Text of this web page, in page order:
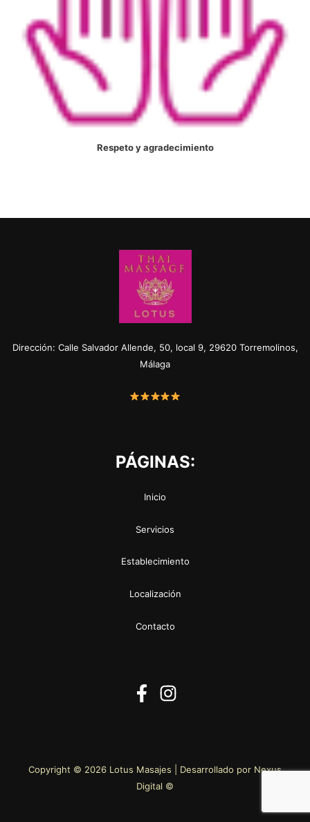
Respeto y agradecimiento
Dirección: Calle Salvador Allende, 50, local 9, 29620 Torremolinos,
Málaga
PÁGINAS:
Inicio
Servicios
Establecimiento
Localización
Contacto
Copyright © 2026 Lotus Masajes | Desarrollado por Nexus
Digital ©